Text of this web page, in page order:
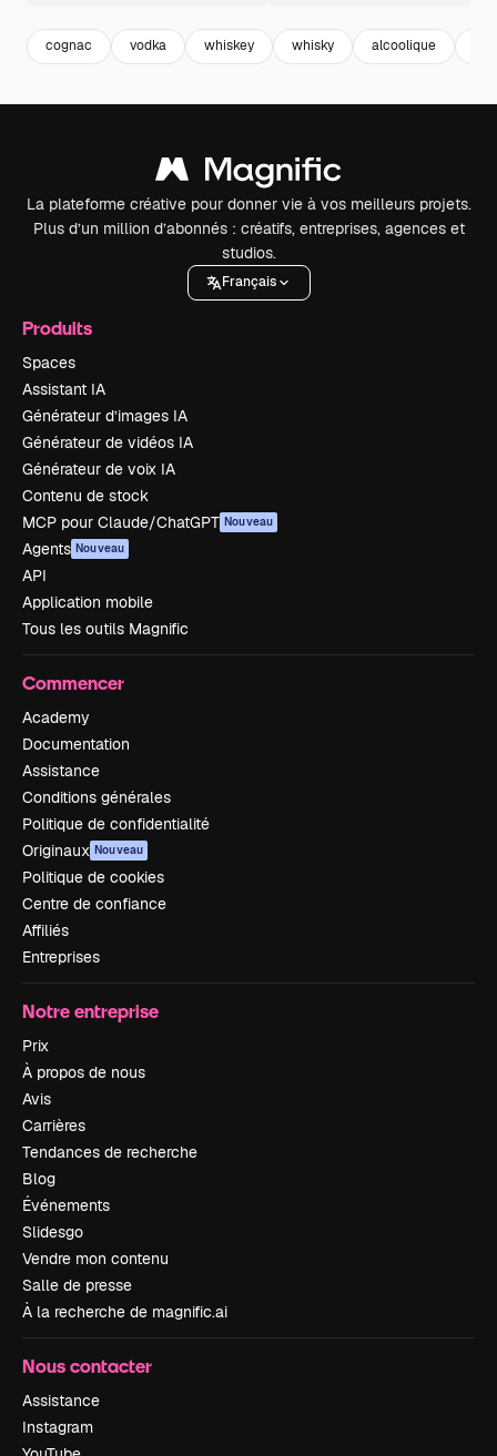
cognac vodka whiskey whisky alcoolique
La plateforme créative pour donner vie à vos meilleurs projets.
Plus d’un million d’abonnés : créatifs, entreprises, agences et
studios.
Français
Produits
Spaces
Assistant IA
Générateur d’images IA
Générateur de vidéos IA
Générateur de voix IA
Contenu de stock
MCP pour Claude/ChatGPT Nouveau
Agents Nouveau
API
Application mobile
Tous les outils Magnific
Commencer
Academy
Documentation
Assistance
Conditions générales
Politique de confidentialité
Originaux Nouveau
Politique de cookies
Centre de confiance
Affiliés
Entreprises
Notre entreprise
Prix
À propos de nous
Avis
Carrières
Tendances de recherche
Blog
Événements
Slidesgo
Vendre mon contenu
Salle de presse
À la recherche de magnific.ai
Nous contacter
Assistance
Instagram